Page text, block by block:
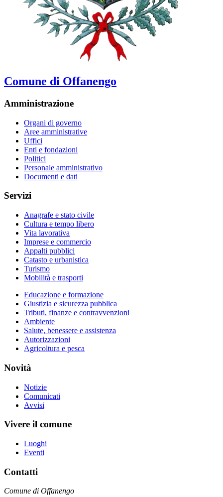
Comune di Offanengo
Amministrazione
Organi di governo
Aree amministrative
Uffici
Enti e fondazioni
Politici
Personale amministrativo
Documenti e dati
Servizi
Anagrafe e stato civile
Cultura e tempo libero
Vita lavorativa
Imprese e commercio
Appalti pubblici
Catasto e urbanistica
Turismo
Mobilità e trasporti
Educazione e formazione
Giustizia e sicurezza pubblica
Tributi, finanze e contravvenzioni
Ambiente
Salute, benessere e assistenza
Autorizzazioni
Agricoltura e pesca
Novità
Notizie
Comunicati
Avvisi
Vivere il comune
Luoghi
Eventi
Contatti
Comune di Offanengo